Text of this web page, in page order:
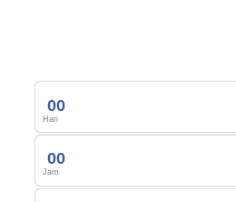
00
Hari
00
Jam